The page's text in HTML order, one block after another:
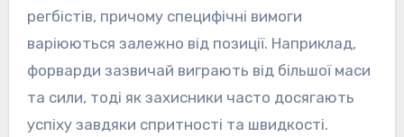
регбістів, причому специфічні вимоги
варіюються залежно від позиції. Наприклад,
форварди зазвичай виграють від більшої маси
та сили, тоді як захисники часто досягають
успіху завдяки спритності та швидкості.